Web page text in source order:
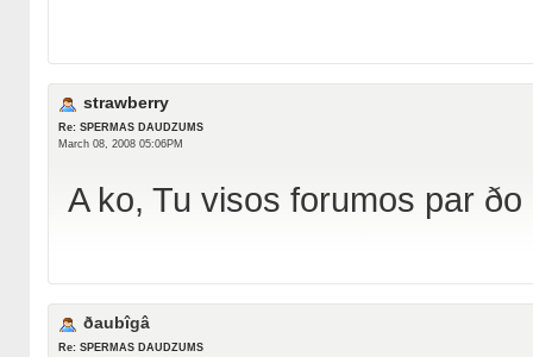
strawberry
Re: SPERMAS DAUDZUMS
March 08, 2008 05:06PM
A ko, Tu visos forumos par
ðaubîgâ
Re: SPERMAS DAUDZUMS